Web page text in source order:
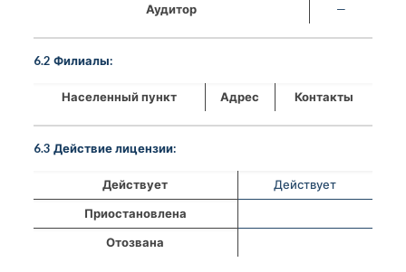
Аудитор
—
6.2 Филиалы:
Населенный пункт Адрес Контакты
6.3 Действие лицензии:
Действует
Действует
Приостановлена
Отозвана